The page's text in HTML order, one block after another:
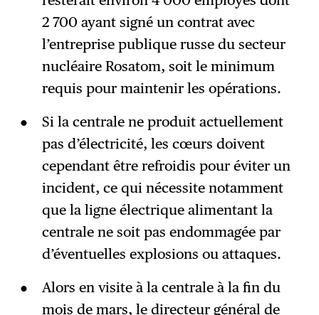
2 700 ayant signé un contrat avec
l’entreprise publique russe du secteur
nucléaire Rosatom, soit le minimum
requis pour maintenir les opérations.
Si la centrale ne produit actuellement
pas d’électricité, les cœurs doivent
cependant être refroidis pour éviter un
incident, ce qui nécessite notamment
que la ligne électrique alimentant la
centrale ne soit pas endommagée par
d’éventuelles explosions ou attaques.
Alors en visite à la centrale à la fin du
mois de mars, le directeur général de